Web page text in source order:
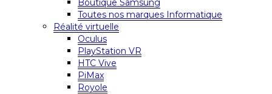
Boutique Samsung
Toutes nos marques Informatique
Réalité virtuelle
Oculus
PlayStation VR
HTC Vive
PiMax
Royole